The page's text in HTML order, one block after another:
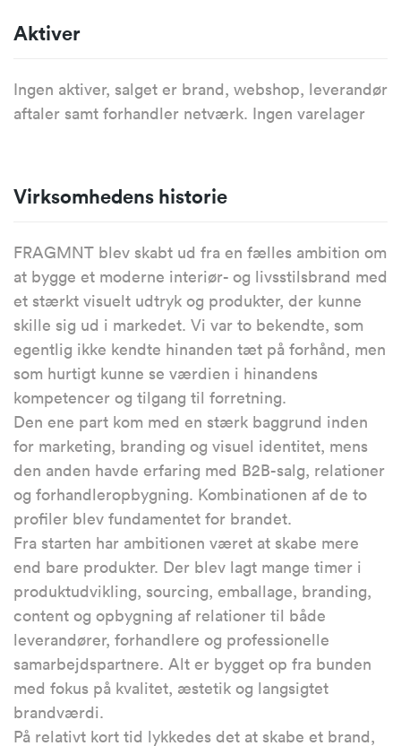
Aktiver
Ingen aktiver, salget er brand, webshop, leverandør
aftaler samt forhandler netværk. Ingen varelager
Virksomhedens historie
FRAGMNT blev skabt ud fra en fælles ambition om
at bygge et moderne interiør- og livsstilsbrand med
et stærkt visuelt udtryk og produkter, der kunne
skille sig ud i markedet. Vi var to bekendte, som
egentlig ikke kendte hinanden tæt på forhånd, men
som hurtigt kunne se værdien i hinandens
kompetencer og tilgang til forretning.
Den ene part kom med en stærk baggrund inden
for marketing, branding og visuel identitet, mens
den anden havde erfaring med B2B-salg, relationer
og forhandleropbygning. Kombinationen af de to
profiler blev fundamentet for brandet.
Fra starten har ambitionen været at skabe mere
end bare produkter. Der blev lagt mange timer i
produktudvikling, sourcing, emballage, branding,
content og opbygning af relationer til både
leverandører, forhandlere og professionelle
samarbejdspartnere. Alt er bygget op fra bunden
med fokus på kvalitet, æstetik og langsigtet
brandværdi.
På relativt kort tid lykkedes det at skabe et brand,